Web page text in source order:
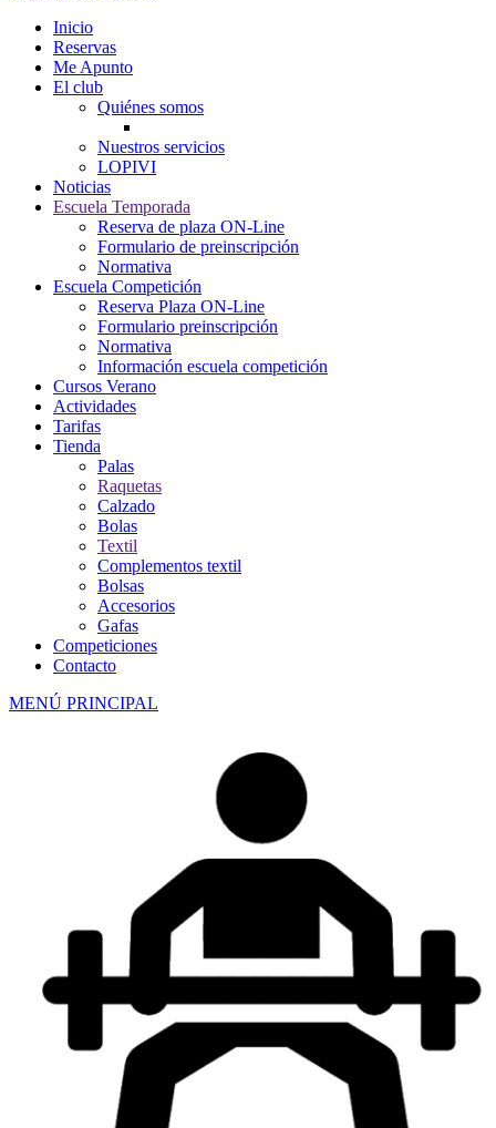
Inicio
Reservas
Me Apunto
El club
Quiénes somos
Nuestros servicios
LOPIVI
Noticias
Escuela Temporada
Reserva de plaza ON-Line
Formulario de preinscripción
Normativa
Escuela Competición
Reserva Plaza ON-Line
Formulario preinscripción
Normativa
Información escuela competición
Cursos Verano
Actividades
Tarifas
Tienda
Palas
Raquetas
Calzado
Bolas
Textil
Complementos textil
Bolsas
Accesorios
Gafas
Competiciones
Contacto
MENÚ PRINCIPAL